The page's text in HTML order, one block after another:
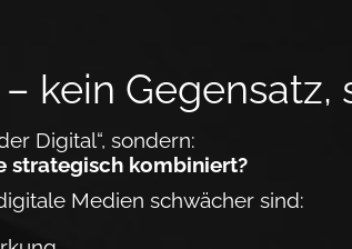
kein
Digital“, sondern:
strategisch kom­biniert?
Medien schwä­cher sind: